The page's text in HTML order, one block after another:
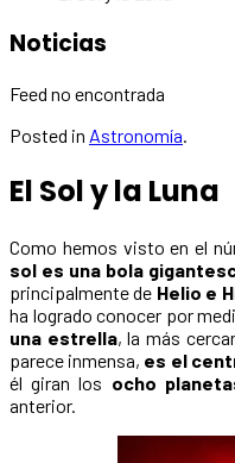
Noticias
Feed no encontrada
Posted in Astronomía.
El Sol y la Luna
Como hemos visto en el
sol es una bola
principalmente de Helio e
ha logrado conocer por
una estrella, la más
parece inmensa, es el
él giran los ocho
anterior.